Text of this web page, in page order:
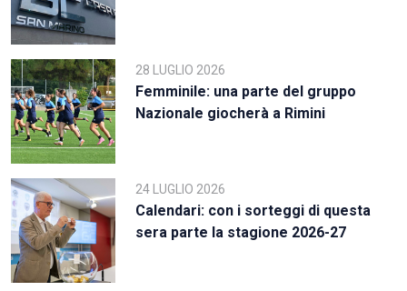
28 LUGLIO 2026
Femminile: una parte del gruppo
Nazionale giocherà a Rimini
24 LUGLIO 2026
Calendari: con i sorteggi di questa
sera parte la stagione 2026-27